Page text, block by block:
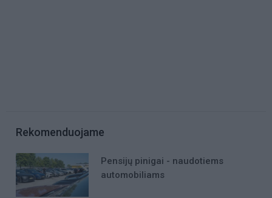
Rekomenduojame
Pensijų pinigai - naudotiems
automobiliams